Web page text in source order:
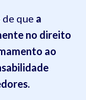
que a
no direito
ao